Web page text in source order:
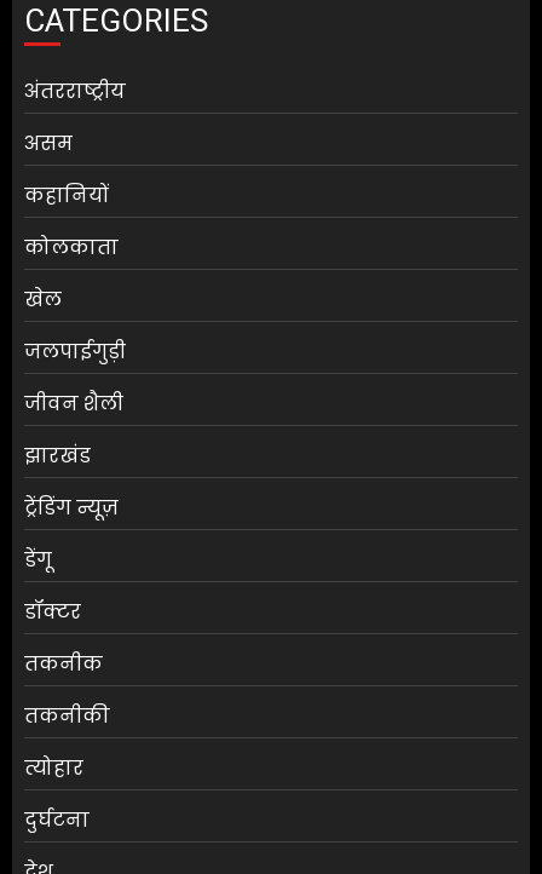
CATEGORIES
अंतरराष्ट्रीय
असम
कहानियों
कोलकाता
खेल
जलपाईगुड़ी
जीवन शैली
झारखंड
ट्रेंडिंग न्यूज़
डेंगू
डॉक्टर
तकनीक
तकनीकी
त्योहार
दुर्घटना